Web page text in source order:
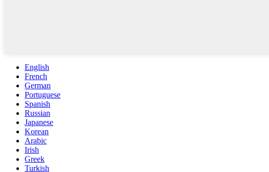
English
French
German
Portuguese
Spanish
Russian
Japanese
Korean
Arabic
Irish
Greek
Turkish